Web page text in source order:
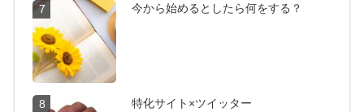
7 今から始めるとしたら何をする？
8 特化サイト×ツイッター